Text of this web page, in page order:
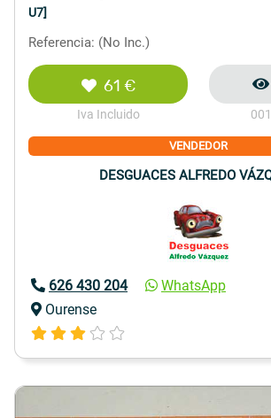
U7]
Referencia: (No Inc.)
61 €
Iva Incluido
VENDEDOR
DESGUACES ALFREDO
626 430 204
WhatsApp
Ourense